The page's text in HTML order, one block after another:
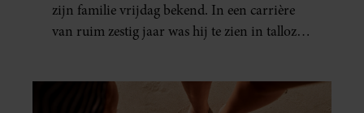
zijn familie vrijdag bekend. In een carrière
van ruim zestig jaar was hij te zien in talloze